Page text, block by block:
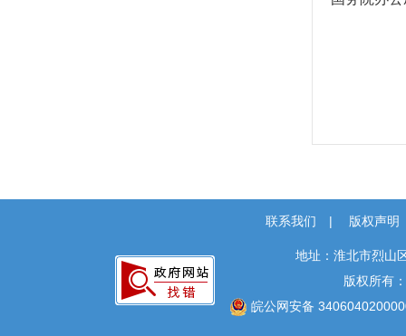
联系我们 | 版权声明
地址：淮北市烈山
版权所有
皖公网安备